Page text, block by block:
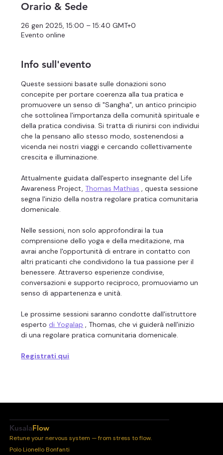
Orario & Sede
26 gen 2025, 15:00 – 15:40 GMT+0
Evento online
Info sull'evento
Queste sessioni basate sulle donazioni sono
concepite per portare coerenza alla tua pratica e
promuovere un senso di "Sangha", un antico principio
che sottolinea l'importanza della comunità spirituale e
della pratica condivisa. Si tratta di riunirsi con individui
che la pensano allo stesso modo, sostenendosi a
vicenda nei nostri viaggi e cercando collettivamente
crescita e illuminazione.
Attualmente guidata dall'esperto insegnante del Life
Awareness Project, Thomas Mathias , questa sessione
segna l'inizio della nostra regolare pratica comunitaria
domenicale.
Nelle sessioni, non solo approfondirai la tua
comprensione dello yoga e della meditazione, ma
avrai anche l'opportunità di entrare in contatto con
altri praticanti che condividono la tua passione per il
benessere. Attraverso esperienze condivise,
conversazioni e supporto reciproco, promuoviamo un
senso di appartenenza e unità.
Le prossime sessioni saranno condotte dall'istruttore
esperto di Yogalap , Thomas, che vi guiderà nell'inizio
di una regolare pratica comunitaria domenicale.
Registrati qui
KusalaFlow
Retune your nervous system — from stress to flow.
Polo Lionello Bonfanti